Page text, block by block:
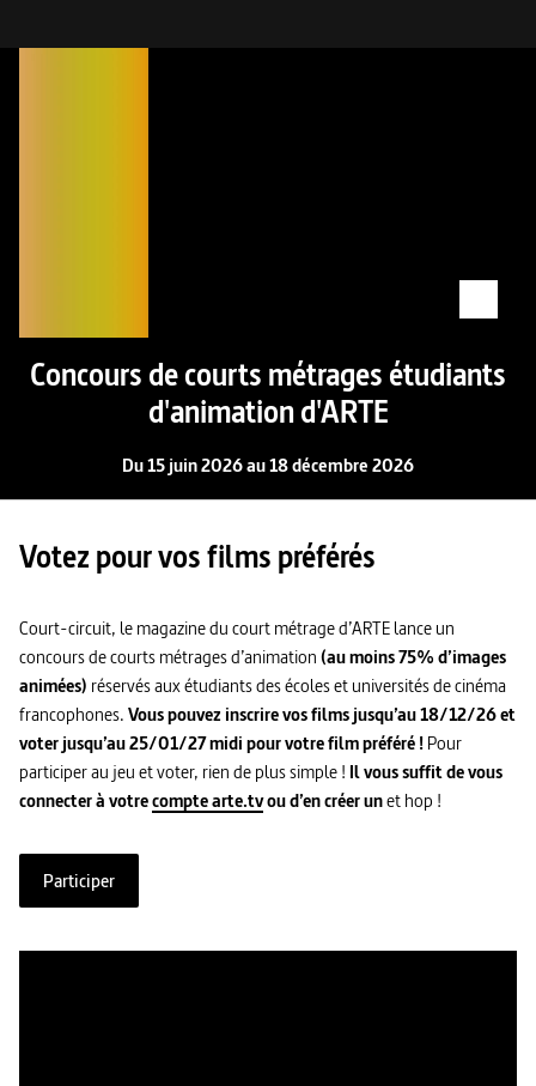
Concours de courts métrages étudiants
d'animation d'ARTE
Du 15 juin 2026 au 18 décembre 2026
Votez pour vos films préférés
Court-circuit, le magazine du court métrage d’ARTE lance un
concours de courts métrages d’animation(au moins 75% d’images
animées) réservés aux étudiants des écoles et universités de cinéma
francophones.Vous pouvez inscrire vos films jusqu’au 18/12/26 et
voter jusqu’au 25/01/27 midi pour votre film préféré !Pour
participer au jeu et voter, rien de plus simple ! Il vous suffit de vous
connecter à votrecompte arte.tvou d’en créer unet hop !
Participer